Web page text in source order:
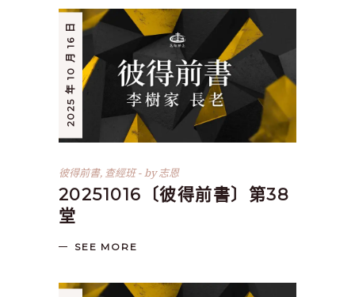
2025 年 10 月 16 日
彼得前書, 查經班 by志恩
20251016〔彼得前書〕第38
堂
SEE MORE